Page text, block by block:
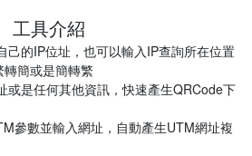
工具介紹
己的IP位址，也可以輸入IP查詢所在位置
轉簡或是簡轉繁
或是任何其他資訊，快速產生QRCode下
參數並輸入網址，自動產生UTM網址複